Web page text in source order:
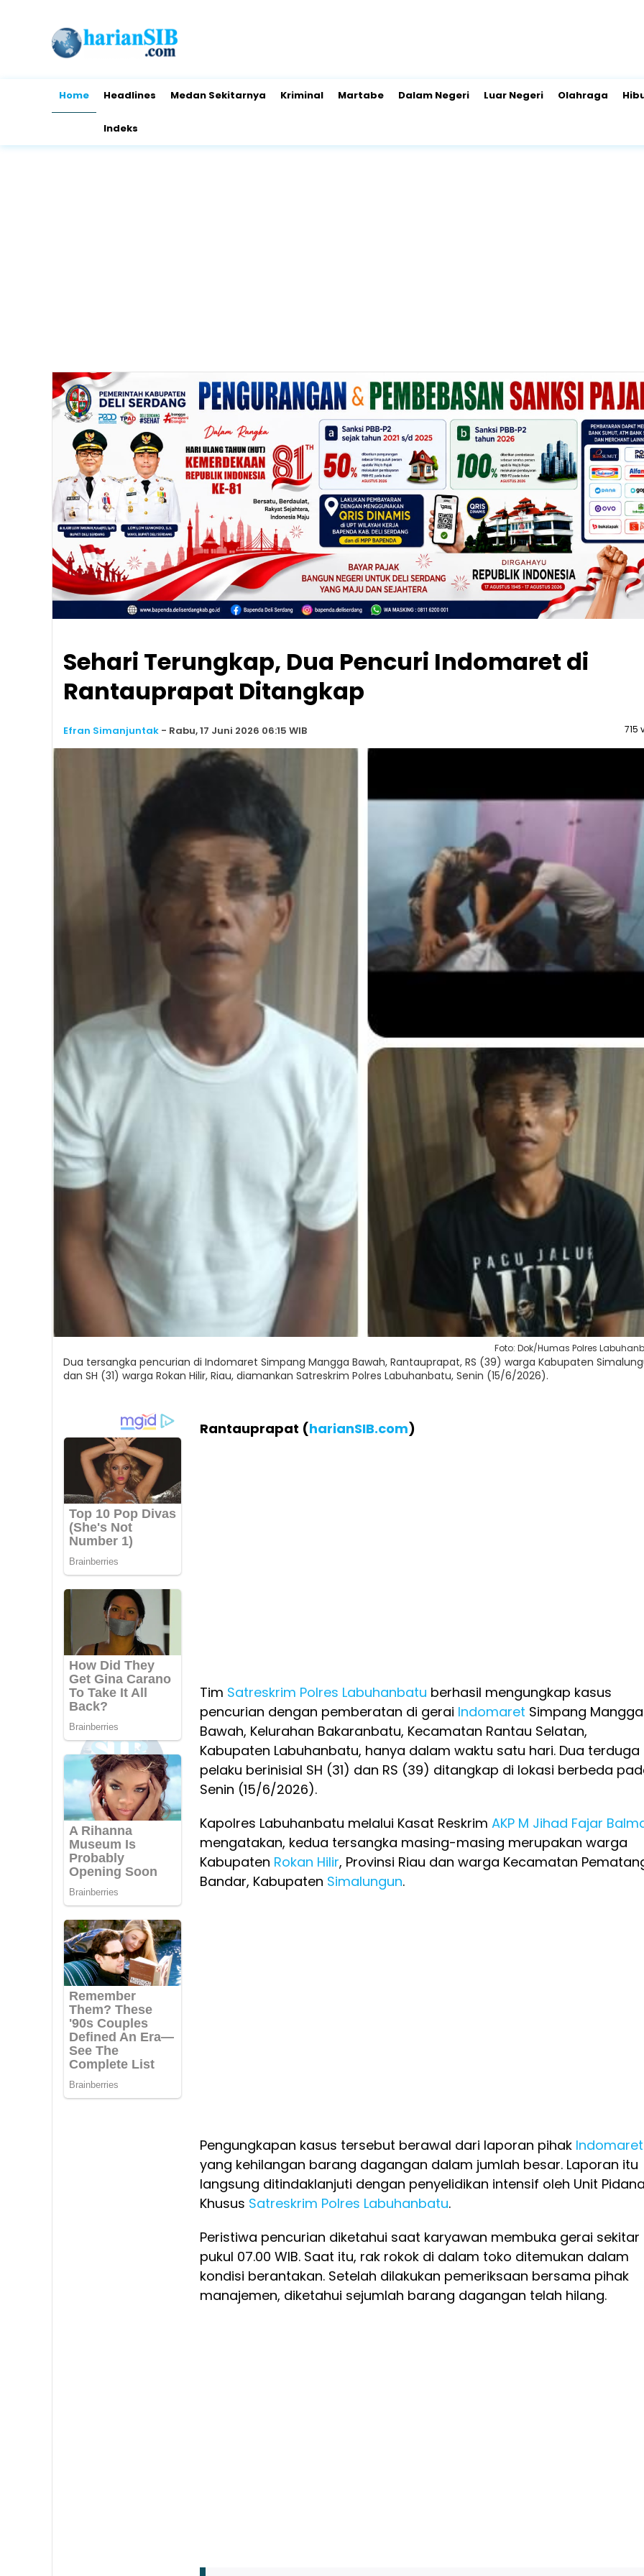
Home Headlines Medan Sekitarnya Kriminal Martabe Dalam Negeri Luar Negeri Olahraga
Indeks
Sehari Terungkap, Dua Pencuri Indomaret di
Rantauprapat Ditangkap
Efran Simanjuntak - Rabu, 17 Juni 2026 06:15 WIB 715
Foto: Dok/Humas Polres
Dua tersangka pencurian di Indomaret Simpang Mangga Bawah, Rantauprapat, RS (39) warga Kabupaten
dan SH (31) warga Rokan Hilir, Riau, diamankan Satreskrim Polres Labuhanbatu, Senin (15/6/2026).
Rantauprapat (harianSIB.com)
Tim Satreskrim Polres Labuhanbatu berhasil mengungkap kasus
pencurian dengan pemberatan di gerai Indomaret Simpang Mangga
Bawah, Kelurahan Bakaranbatu, Kecamatan Rantau Selatan,
Kabupaten Labuhanbatu, hanya dalam waktu satu hari. Dua terduga
pelaku berinisial SH (31) dan RS (39) ditangkap di lokasi berbeda
Senin (15/6/2026).
Kapolres Labuhanbatu melalui Kasat Reskrim AKP M Jihad Fajar
mengatakan, kedua tersangka masing-masing merupakan warga
Kabupaten Rokan Hilir, Provinsi Riau dan warga Kecamatan
Bandar, Kabupaten Simalungun.
Pengungkapan kasus tersebut berawal dari laporan pihak Indomaret
yang kehilangan barang dagangan dalam jumlah besar. Laporan itu
langsung ditindaklanjuti dengan penyelidikan intensif oleh Unit Pidana
Khusus Satreskrim Polres Labuhanbatu.
Peristiwa pencurian diketahui saat karyawan membuka gerai sekitar
pukul 07.00 WIB. Saat itu, rak rokok di dalam toko ditemukan dalam
kondisi berantakan. Setelah dilakukan pemeriksaan bersama pihak
manajemen, diketahui sejumlah barang dagangan telah hilang.